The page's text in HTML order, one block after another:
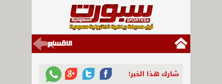
شارك هذا الخبر!